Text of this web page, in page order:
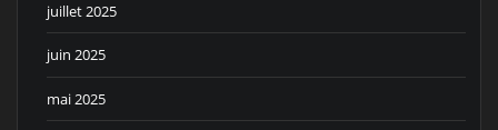
juillet 2025
juin 2025
mai 2025